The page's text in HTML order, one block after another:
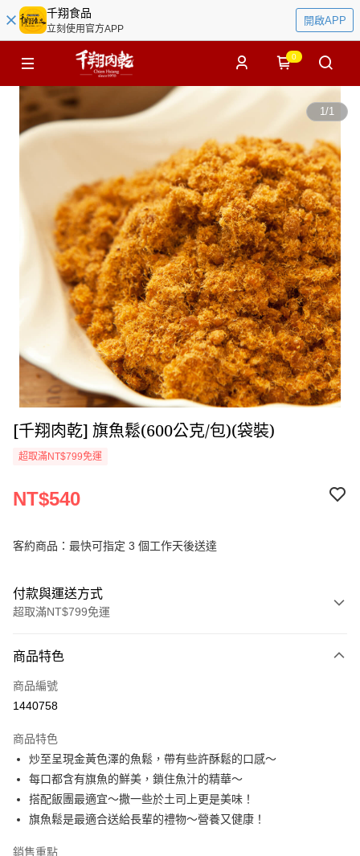
千翔食品
立刻使用官方APP
開啟APP
0
1/1
[千翔肉乾] 旗魚鬆(600公克/包)(袋裝)
超取滿NT$799免運
NT$540
客約商品：最快可指定 3 個工作天後送達
付款與運送方式
超取滿NT$799免運
信用卡一次付款
超商取貨付款
Google Pay
ATM付款
運送方式
【無法指定出貨日及到貨日】全家取貨付款⭐依訂購順序安排
商品特色
商品編號
1440758
商品特色
炒至呈現金黃色澤的魚鬆，帶有些許酥鬆的口感～
每口都含有旗魚的鮮美，鎖住魚汁的精華～
搭配飯團最適宜～撒一些於土司上更是美味！
旗魚鬆是最適合送給長輩的禮物～營養又健康！
銷售重點